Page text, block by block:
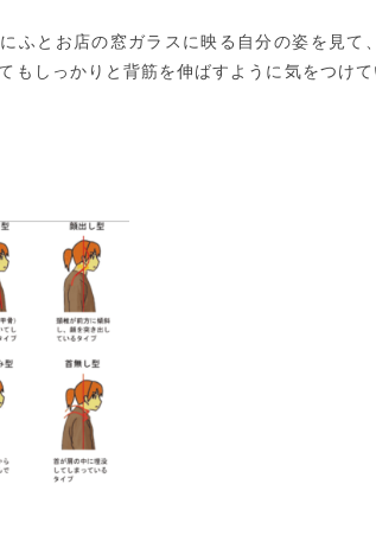
ふとお店の窓ガラスに映る自分の姿を見て
もしっかりと背筋を伸ばすように気をつけて